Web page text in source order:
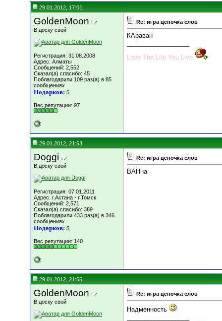
29.01.2012, 17:01
GoldenMoon
В доску свой
Регистрация: 31.08.2008
Адрес: Алматы
Сообщений: 2,552
Сказал(а) спасибо: 45
Поблагодарили 109 раз(а) в 85
сообщениях
Подарков: 5
Вес репутации: 97
Re: игра цепочка слов
КАраван
Love The Life You Live
29.01.2012, 21:53
Doggi
В доску свой
Регистрация: 07.01.2011
Адрес: г.Астана - г.Томск
Сообщений: 2,571
Сказал(а) спасибо: 389
Поблагодарили 433 раз(а) в 346
сообщениях
Подарков: 5
Вес репутации: 140
Re: игра цепочка слов
ВАНна
29.01.2012, 21:55
GoldenMoon
В доску свой
Re: игра цепочка слов
Надменность